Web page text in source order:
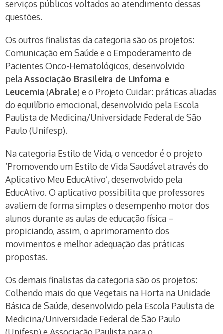
serviços públicos voltados ao atendimento dessas
questões.
Os outros finalistas da categoria são os projetos:
Comunicação em Saúde e o Empoderamento de
Pacientes Onco-Hematológicos, desenvolvido
pelaAssociação Brasileira de Linfoma e
Leucemia (Abrale) e o Projeto Cuidar: práticas aliadas
do equilíbrio emocional, desenvolvido pela Escola
Paulista de Medicina/Universidade Federal de São
Paulo (Unifesp).
Na categoria Estilo de Vida, o vencedor é o projeto
‘Promovendo um Estilo de Vida Saudável através do
Aplicativo Meu EducAtivo’, desenvolvido pela
EducAtivo. O aplicativo possibilita que professores
avaliem de forma simples o desempenho motor dos
alunos durante as aulas de educação física –
propiciando, assim, o aprimoramento dos
movimentos e melhor adequação das práticas
propostas.
Os demais finalistas da categoria são os projetos:
Colhendo mais do que Vegetais na Horta na Unidade
Básica de Saúde, desenvolvido pela Escola Paulista de
Medicina/Universidade Federal de São Paulo
(Unifesp) e Associação Paulista para o